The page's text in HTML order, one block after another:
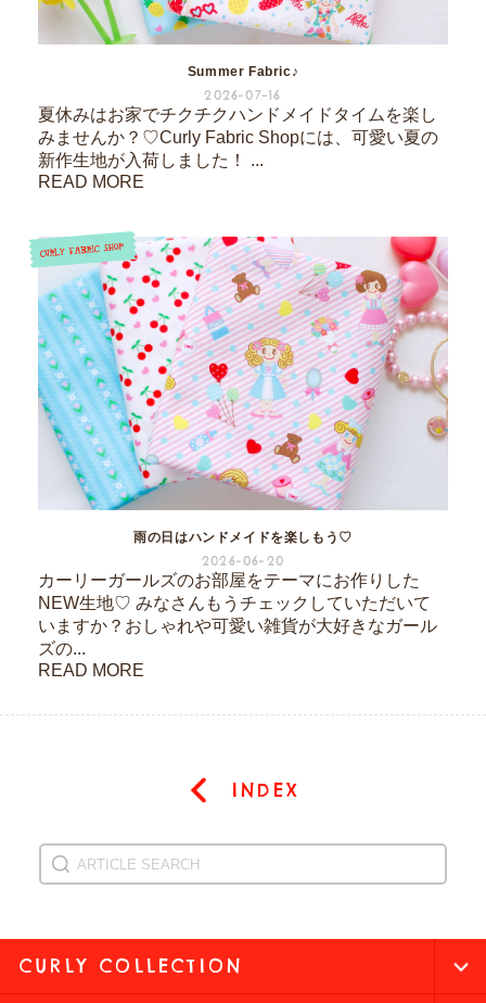
Summer Fabric♪
2026-07-16
夏休みはお家でチクチクハンドメイドタイムを楽し
みませんか？♡Curly Fabric Shopには、可愛い夏の
新作生地が入荷しました！ ...
READ MORE
雨の日はハンドメイドを楽しもう♡
2026-06-20
カーリーガールズのお部屋をテーマにお作りした
NEW生地♡ みなさんもうチェックしていただいて
いますか？おしゃれや可愛い雑貨が大好きなガール
ズの...
READ MORE
INDEX
CURLY COLLECTION